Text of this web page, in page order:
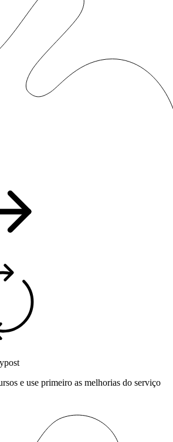
e use primeiro as melhorias do serviço